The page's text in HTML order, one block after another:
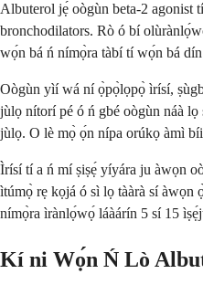
Albuterol jẹ́ oògùn beta-2 agonist
bronchodilators. Rò ó bí
wọ́n bá ń nímọ̀ra tàbí tí wọ́n bá
Oògùn yìí wá ní ọ̀pọ̀lọpọ̀ ìrísí,
jùlọ nítorí pé ó ń gbé oògùn náà
jùlọ. O lè mọ̀ ọ́n nípa orúkọ àmì
Ìrísí tí a ń mí ṣiṣẹ́ yíyára ju àwọn
ìtúmọ̀ rẹ kọjá ó sì lọ tààrà sí àwọn
nímọ̀ra ìrànlọ́wọ́ láàárín 5 sí 15
Kí ni Wọ́n Ń Lò